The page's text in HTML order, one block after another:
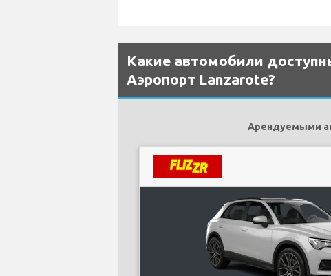
Какие автомобили
Аэропорт Lanzarote?
Арендуемыми